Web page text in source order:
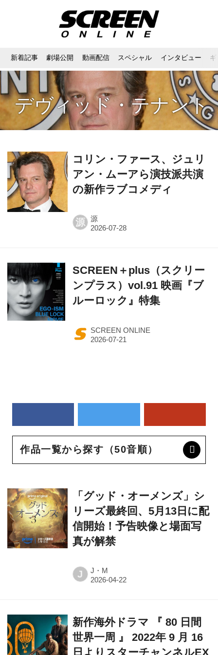
新着記事 劇場公開 動画配信 スペシャル インタビュー
デヴィッド・テナント
コリン・ファース、ジュリ
アン・ムーアら演技派共演
の新作ラブコメディ
源 源
SCREEN＋plus（スクリー
ンプラス）vol.91 映画『ブ
ルーロック』特集
SCREEN ONLINE
作品一覧から探す（50音順）
信開始！予告映像と場面写
真が解禁
J J・M
日よりスターチャンネルEX
で独占配信決定！